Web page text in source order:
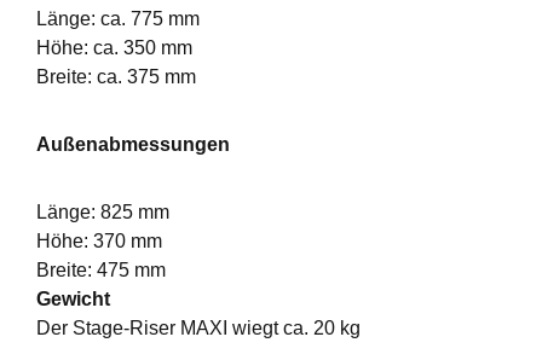
Länge: ca. 775 mm
Höhe: ca. 350 mm
Breite: ca. 375 mm
Außenabmessungen
Länge: 825 mm
Höhe: 370 mm
Breite: 475 mm
Gewicht
Der Stage-Riser MAXI wiegt ca. 20 kg